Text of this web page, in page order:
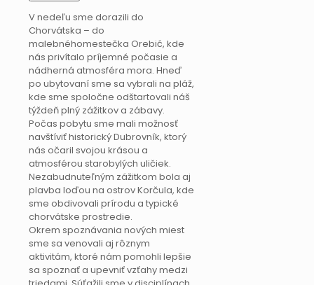
V nedeľu sme dorazili do
Chorvátska – do
malebnéhomestečka Orebić, kde
nás privítalo príjemné počasie a
nádherná atmosféra mora. Hneď
po ubytovaní sme sa vybrali na pláž,
kde sme spoločne odštartovali náš
týždeň plný zážitkov a zábavy.
Počas pobytu sme mali možnosť
navštíviť historický Dubrovník, ktorý
nás očaril svojou krásou a
atmosférou starobylých uličiek.
Nezabudnuteľným zážitkom bola aj
plavba loďou na ostrov Korčula, kde
sme obdivovali prírodu a typické
chorvátske prostredie.
Okrem spoznávania nových miest
sme sa venovali aj rôznym
aktivitám, ktoré nám pomohli lepšie
sa spoznať a upevniť vzťahy medzi